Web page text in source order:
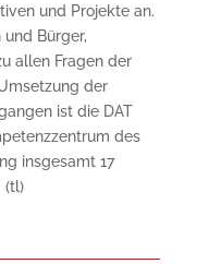
und Projekte an.
Bürger,
allen Fragen der
der
ist die DAT
des
insgesamt 17
(tl)